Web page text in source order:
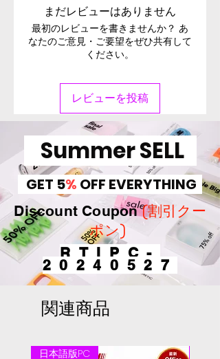
computer minor scratches in
top cover and body, Sign of
heavy use in keytops and
palm rest. Check Image for
computer doesn't cover
under warranty, Battery can
be used for more than 30
minutes. バッテリ保証対象
外。【Defective on arrival
return period 1 Week.】
まだレビューはありません
最初のレビューを書きませんか？ あ
なたのご意見・ご要望をぜひ共有して
ください。
レビューを投稿
Summer SELL
GET 5% OFF EVERYTHING
Discount Coupon(割引クー
ポン)
RTIPC-
20240527
関連商品
日本語版PC